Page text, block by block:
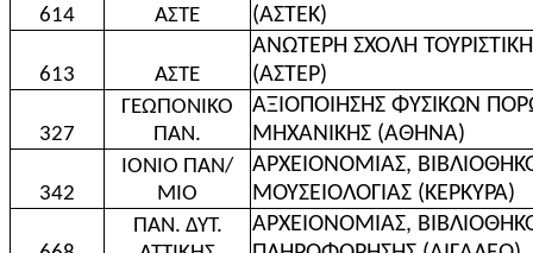
614 ΑΣΤΕ
(ΑΣΤΕΚ)
613 ΑΣΤΕ
ΑΝΩΤΕΡΗ ΣΧΟΛΗ
(ΑΣΤΕΡ)
327
ΓΕΩΠΟΝΙΚΟ
ΠΑΝ.
ΑΞΙΟΠΟΙΗΣΗΣ ΦΥΣΙΚΩΝ
ΜΗΧΑΝΙΚΗΣ (ΑΘΗΝΑ)
342
ΙΟΝΙΟ ΠΑΝ/
ΜΙΟ
ΑΡΧΕΙΟΝΟΜΙΑΣ,
ΜΟΥΣΕΙΟΛΟΓΙΑΣ (ΚΕΡΚΥΡΑ)
ΠΑΝ. ΔΥΤ.
ΑΡΧΕΙΟΝΟΜΙΑΣ,